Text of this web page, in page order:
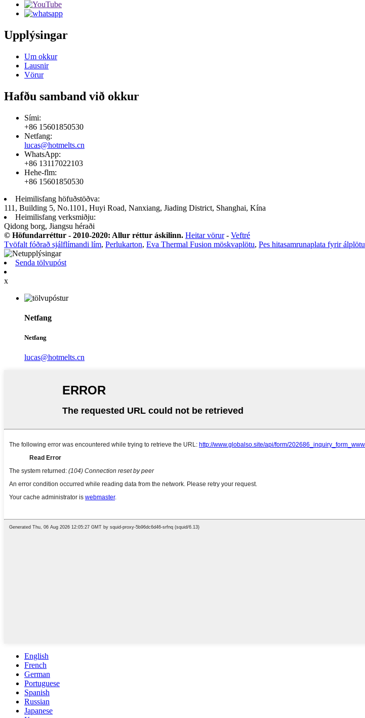
Upplýsingar
Um okkur
Lausnir
Vörur
Hafðu samband við okkur
Sími:
+86 15601850530
Netfang:
lucas@hotmelts.cn
WhatsApp:
+86 13117022103
Hehe-flm:
+86 15601850530
Heimilisfang höfuðstöðva:
111, Building 5, No.1101, Huyi Road, Nanxiang, Jiading District, Shanghai, Kína
Heimilisfang verksmiðju:
Qidong borg, Jiangsu héraði
© Höfundarréttur - 2010-2020: Allur réttur áskilinn. Heitar vörur- Veftré
Tvöfalt fóðrað sjálflímandi lím, Perlukarton, Eva Thermal Fusion möskvaplötu, Pes hitasamrunaplata fyrir álplötu
Senda tölvupóst
x
Netfang
Netfang
lucas@hotmelts.cn
English
French
German
Portuguese
Spanish
Russian
Japanese